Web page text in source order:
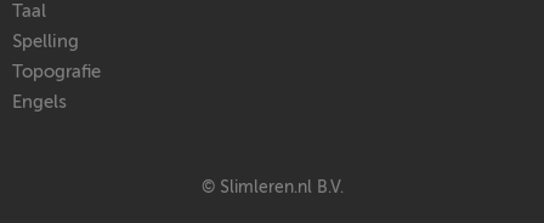
Taal
Spelling
Topografie
Engels
© Slimleren.nl B.V.